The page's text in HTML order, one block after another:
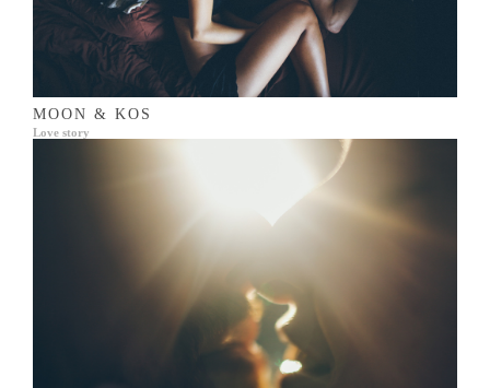
MOON & KOS
Love story